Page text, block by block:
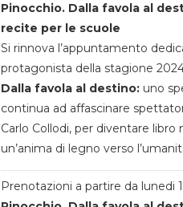
Pinocchio. Dalla favola al
recite per le scuole
Si rinnova l’appuntamento
protagonista della stagione
Dalla favola al destino:uno
continua ad affascinare
Carlo Collodi, per diventare
un’anima di legno verso
Prenotazioni a partire da lunedi